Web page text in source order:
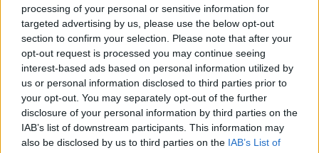
processing of your personal or sensitive information for
targeted advertising by us, please use the below opt-out
section to confirm your selection. Please note that after your
opt-out request is processed you may continue seeing
interest-based ads based on personal information utilized by
us or personal information disclosed to third parties prior to
your opt-out. You may separately opt-out of the further
disclosure of your personal information by third parties on the
IAB’s list of downstream participants. This information may
also be disclosed by us to third parties on the IAB’s List of
Η δημοσίευση κοινοποιήθηκε από το χρήστη Marabu_world (@marabu_world)
Η επιλογή των Marabu από δύο από τις πιο
αναγνωρίσιμες τηλεοπτικές πρωταγωνίστριες της
δημοφιλούς σειράς αποτελεί αναμφίβολα μια
σημαντική στιγμή για το brand. Παράλληλα,